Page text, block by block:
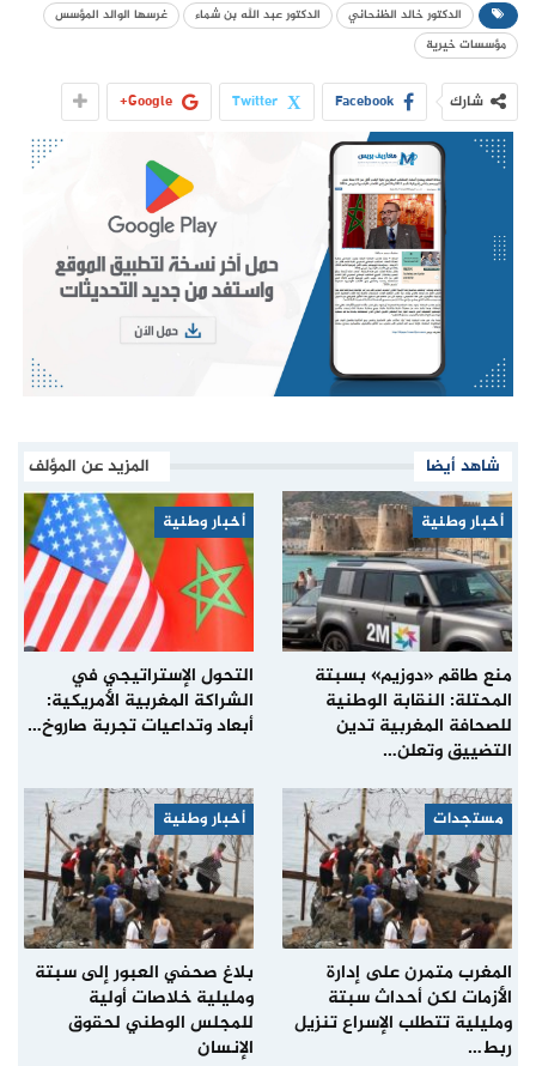
الدكتور خالد الظنحاني الدكتور عبد الله بن شماء
غرسها الوالد المؤسس
مؤسسات خيرية
شارك Facebook
Twitter
Google+
شاهد أيضا المزيد عن المؤلف
أخبار وطنية
منع طاقم «دوزيم» بسبتة
المحتلة: النقابة الوطنية
للصحافة المغربية تدين
التضييق وتعلن…
أخبار وطنية
التحول الإستراتيجي في
الشراكة المغربية الأمريكية:
أبعاد وتداعيات تجربة صاروخ…
مستجدات
المغرب متمرن على إدارة
الأزمات لكن أحداث سبتة
ومليلية تتطلب الإسراع تنزيل
ربط…
أخبار وطنية
بلاغ صحفي العبور إلى سبتة
ومليلية خلاصات أولية
للمجلس الوطني لحقوق
الإنسان